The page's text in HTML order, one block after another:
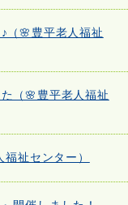
（🌸豊平老人福祉
（🌸豊平老人福祉
祉センター）